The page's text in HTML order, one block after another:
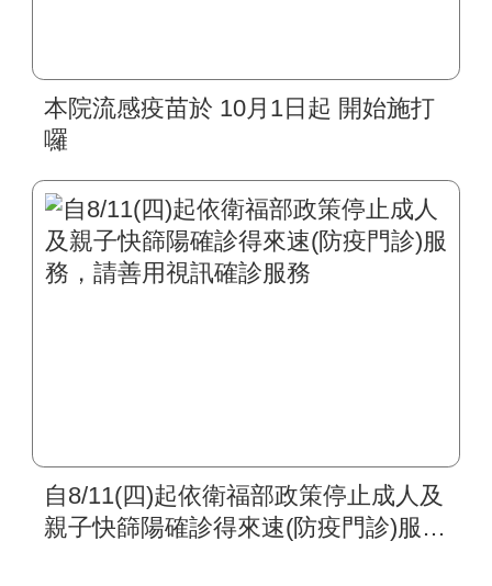
本院流感疫苗於 10月1日起 開始施打
囉
自8/11(四)起依衛福部政策停止成人及
親子快篩陽確診得來速(防疫門診)服